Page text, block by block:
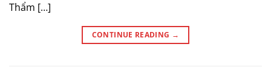
Thẩm […]
CONTINUE READING →